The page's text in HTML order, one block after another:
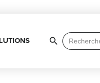
Search
for:
Search Button